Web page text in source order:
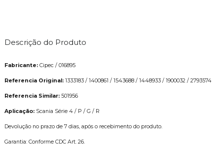
Descrição do Produto
Fabricante: Cipec / 016895
Referencia Original:1333183 / 1400861 / 1543688 / 1448933 / 1900032 / 2793574
Referencia Similar: 501956
Aplicação: Scania Série 4 / P / G / R
Devolução no prazo de 7 dias, após o recebimento do produto.
Garantia: Conforme CDC Art. 26.